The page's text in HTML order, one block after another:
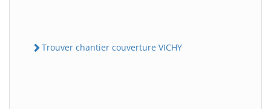
Trouver chantier couverture VICHY